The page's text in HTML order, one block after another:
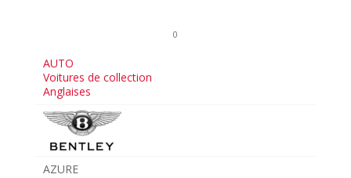
0
AUTO
Voitures de collection
Anglaises
AZURE